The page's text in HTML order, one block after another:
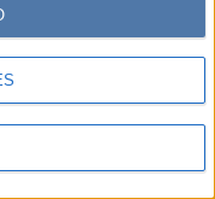
su consentimiento.
de sus datos
pero usted
Sus
en cualquier